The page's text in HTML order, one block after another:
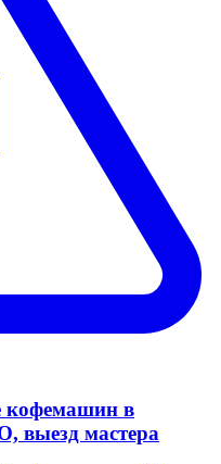
кофемашин в
выезд мастера